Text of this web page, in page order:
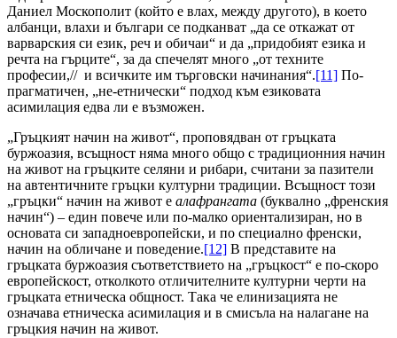
Даниел Москополит (който е влах, между другото), в което
албанци, влахи и българи се подканват „да се откажат от
варварския си език, реч и обичаи“ и да „придобият езика и
речта на гърците“, за да спечелят много „от техните
професии,// и всичките им търговски начинания“.[11] По-
прагматичен, „не-етнически“ подход към езиковата
асимилация едва ли е възможен.
„Гръцкият начин на живот“, проповядван от гръцката
буржоазия, всъщност няма много общо с традиционния начин
на живот на гръцките селяни и рибари, считани за пазители
на автентичните гръцки културни традиции. Всъщност този
„гръцки“ начин на живот е алафрангата (буквално „френския
начин“) – един повече или по-малко ориентализиран, но в
основата си западноевропейски, и по специално френски,
начин на обличане и поведение.[12] В представите на
гръцката буржоазия съответствието на „гръцкост“ е по-скоро
европейскост, отколкото отличителните културни черти на
гръцката етническа общност. Така че елинизацията не
означава етническа асимилация и в смисъла на налагане на
гръцкия начин на живот.